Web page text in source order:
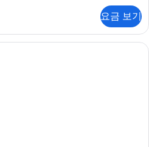
요금 보기